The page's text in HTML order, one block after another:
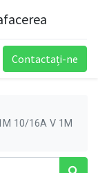
Contactați-ne
10/16A V 1M